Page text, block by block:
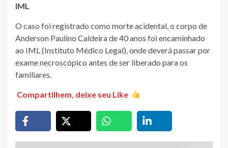
IML
O caso foi registrado como morte acidental, o corpo de
Anderson Paulino Caldeira de 40 anos foi encaminhado
ao IML (Instituto Médico Legal), onde deverá passar por
exame necroscópico antes de ser liberado para os
familiares.
Compartilhem, deixe seu Like